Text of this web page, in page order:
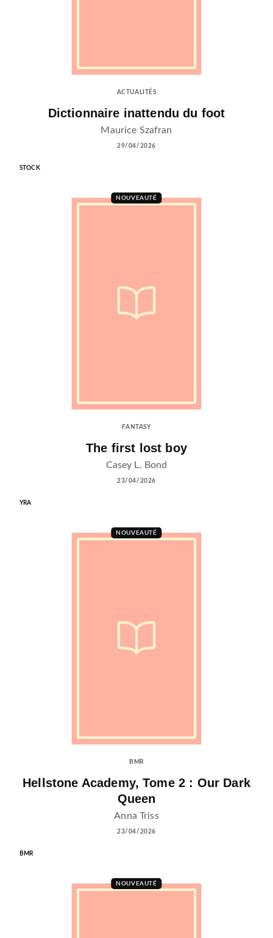
ACTUALITÉS
Dictionnaire inattendu du foot
Maurice Szafran
29/04/2026
STOCK
NOUVEAUTÉ
FANTASY
The first lost boy
Casey L. Bond
23/04/2026
YRA
NOUVEAUTÉ
BMR
Hellstone Academy, Tome 2 : Our Dark
Queen
Anna Triss
23/04/2026
BMR
NOUVEAUTÉ